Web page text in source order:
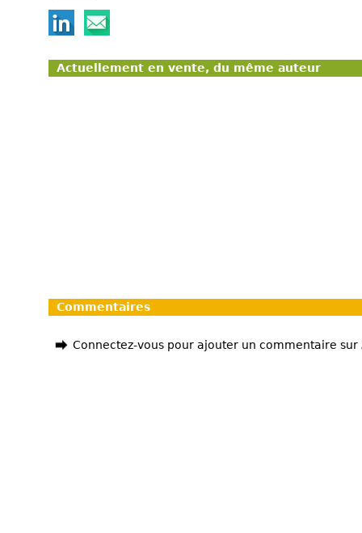
Actuellement en vente, du même auteur
Commentaires
Connectez-vous pour ajouter un commentaire sur